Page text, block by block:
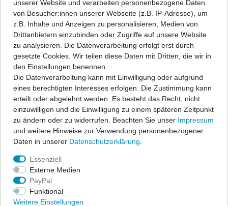
Angaben Produktsicherheit
ap Sportfahrwerke garantieren sportlichen Fahrspaß und
Sicherheit zu einem hervorragenden Preis-/Leistungsverhältnis.
Ein festes, fahrzeugspezifisches Dämpfersetup wird mit den
bewährten ap-Tieferlegungsfedern kombiniert zu einem
Komplettfahrwerk und erfüllt höchste Ansprüche.
Der Lieferumfang beschränkt sich auf die Federn und
Stoßdämpfer. Alle anderen Bauteile können vom vorhandenen
Serienfahrwerk übernommen werden, sofern sie nicht beschädigt
sind. Wir liefern diese Teile auf Anfrage auch gerne mit. In allen
Komplettfahrwerken werden die bewährten ap-Sportfedern in
progressiver Abstimmung sowie qualitativ hochwertige
Sportdämpfer eingesetzt. Die Nickbewegung beim Bremsen wird
stark reduziert und die Seitenneigungen bei Kurvenfahrten
wesentlich verbessert. Die abgestimmten Sportfahrwerke
übermitteln Ihnen eine direkte Rückmeldung des Fahrzustandes
unserer Website und verarbeiten personenbezogene Daten
von Besucher:innen unserer Webseite (z.B. IP-Adresse), um
z.B. Inhalte und Anzeigen zu personalisieren, Medien von
Drittanbietern einzubinden oder Zugriffe auf unsere Website
zu analysieren. Die Datenverarbeitung erfolgt erst durch
gesetzte Cookies. Wir teilen diese Daten mit Dritten, die wir in
den Einstellungen benennen.
Die Datenverarbeitung kann mit Einwilligung oder aufgrund
eines berechtigten Interesses erfolgen. Die Zustimmung kann
erteilt oder abgelehnt werden. Es besteht das Recht, nicht
einzuwilligen und die Einwilligung zu einem späteren Zeitpunkt
zu ändern oder zu widerrufen. Beachten Sie unser Impressum
und weitere Hinweise zur Verwendung personenbezogener
Daten in unserer Daten­schutz­erklärung
Essenziell
Externe Medien
PayPal
Funktional
Weitere Einstellungen